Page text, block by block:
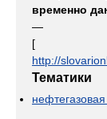
временно
—
[
http://
Тематики